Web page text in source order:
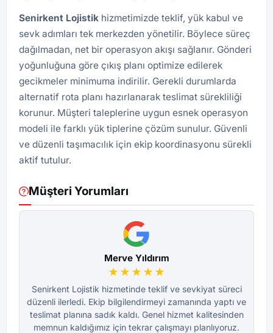
Senirkent Lojistik hizmetimizde teklif, yük kabul ve
sevk adımları tek merkezden yönetilir. Böylece süreç
dağılmadan, net bir operasyon akışı sağlanır. Gönderi
yoğunluğuna göre çıkış planı optimize edilerek
gecikmeler minimuma indirilir. Gerekli durumlarda
alternatif rota planı hazırlanarak teslimat sürekliliği
korunur. Müşteri taleplerine uygun esnek operasyon
modeli ile farklı yük tiplerine çözüm sunulur. Güvenli
ve düzenli taşımacılık için ekip koordinasyonu sürekli
aktif tutulur.
Müşteri Yorumları
Merve Yıldırım
★★★★★
Senirkent Lojistik hizmetinde teklif ve sevkiyat süreci
düzenli ilerledi. Ekip bilgilendirmeyi zamanında yaptı ve
teslimat planına sadık kaldı. Genel hizmet kalitesinden
memnun kaldığımız için tekrar çalışmayı planlıyoruz.